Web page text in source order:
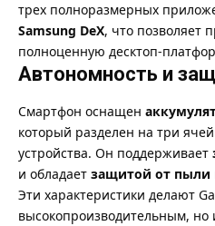
трех полноразмерных
Samsung DeX, что позволяет
полноценную десктоп-
Автономность и
Смартфон оснащен
который разделен на три
устройства. Он поддерживает
и обладает защитой от пыли
Эти характеристики делают
высокопроизводительным,